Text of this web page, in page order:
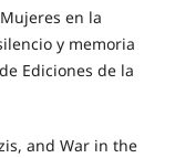
en la
y memoria
Ediciones de la
and War in the